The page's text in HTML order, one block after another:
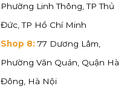
Phường Linh Thông, TP Thủ
Đức, TP Hồ Chí Minh
Shop 8: 77 Dương Lâm,
Phường Văn Quán, Quận Hà
Đông, Hà Nội